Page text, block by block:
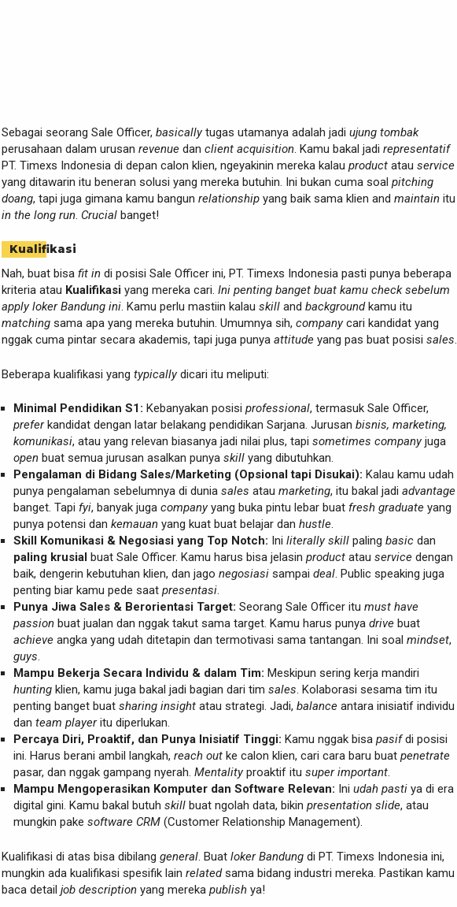
Sebagai seorang Sale Officer, basicallytugas utamanya adalah jadi ujung tombak
perusahaan dalam urusan revenue dan client acquisition . Kamu bakal jadi representatif
PT. Timexs Indonesia di depan calon klien, ngeyakinin mereka kalau product atau service
yang ditawarin itu beneran solusi yang mereka butuhin. Ini bukan cuma soal pitching
doang, tapi juga gimana kamu bangun relationship yang baik sama klien and maintain itu
in the long run Crucial banget!
Kualifikasi
Nah, buat bisa fit in di posisi Sale Officer ini, PT. Timexs Indonesia pasti punya beberapa
kriteria atau Kualifikasi yang mereka cari. Ini penting banget buat kamu check sebelum
apply loker Bandung ini. Kamu perlu mastiin kalau skill and backgroundkamu itu
matching sama apa yang mereka butuhin. Umumnya sih, companycari kandidat yang
nggak cuma pintar secara akademis, tapi juga punya attitude yang pas buat posisi sales.
Beberapa kualifikasi yang typicallydicari itu meliputi:
Minimal Pendidikan S1: Kebanyakan posisi professional, termasuk Sale Officer,
preferkandidat dengan latar belakang pendidikan Sarjana. Jurusan bisnis, marketing,
komunikasi, atau yang relevan biasanya jadi nilai plus, tapi sometimes companyjuga
open buat semua jurusan asalkan punya skill yang dibutuhkan.
Pengalaman di Bidang Sales/Marketing (Opsional tapi Disukai): Kalau kamu udah
punya pengalaman sebelumnya di dunia sales atau marketing, itu bakal jadi advantage
banget. Tapi fyi, banyak juga companyyang buka pintu lebar buat fresh graduate yang
punya potensi dan kemauan yang kuat buat belajar dan hustle.
Skill Komunikasi & Negosiasi yang Top Notch: Ini literally skill paling basic dan
paling krusial buat Sale Officer. Kamu harus bisa jelasin product atau service dengan
baik, dengerin kebutuhan klien, dan jago negosiasi sampai deal. Public speaking juga
penting biar kamu pede saat presentasi.
Punya Jiwa Sales & Berorientasi Target: Seorang Sale Officer itu must have
passion buat jualan dan nggak takut sama target. Kamu harus punya drive buat
achieve angka yang udah ditetapin dan termotivasi sama tantangan. Ini soal mindset,
guys.
Mampu Bekerja Secara Individu & dalam Tim: Meskipun sering kerja mandiri
hunting klien, kamu juga bakal jadi bagian dari tim sales. Kolaborasi sesama tim itu
penting banget buat sharing insight atau strategi. Jadi, balance antara inisiatif individu
dan team playeritu diperlukan.
Percaya Diri, Proaktif, dan Punya Inisiatif Tinggi: Kamu nggak bisa pasifdi posisi
ini. Harus berani ambil langkah, reach out ke calon klien, cari cara baru buat penetrate
pasar, dan nggak gampang nyerah. Mentalityproaktif itu super important.
Mampu Mengoperasikan Komputer dan Software Relevan: Ini udah pasti ya di era
digital gini. Kamu bakal butuh skill buat ngolah data, bikin presentation slide, atau
mungkin pake software CRM (Customer Relationship Management).
Kualifikasi di atas bisa dibilang general . Buat loker Bandung di PT. Timexs Indonesia ini,
mungkin ada kualifikasi spesifik lain relatedsama bidang industri mereka. Pastikan kamu
baca detail job description yang mereka publish ya!